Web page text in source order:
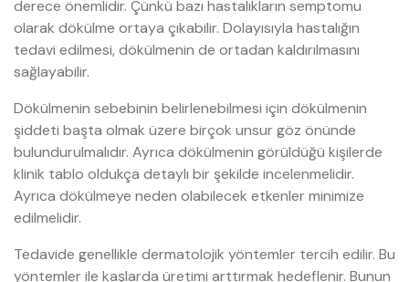
derece önemlidir. Çünkü bazı hastalıkların semptomu
olarak dökülme ortaya çıkabilir. Dolayısıyla hastalığın
tedavi edilmesi, dökülmenin de ortadan kaldırılmasını
sağlayabilir.
Dökülmenin sebebinin belirlenebilmesi için dökülmenin
şiddeti başta olmak üzere birçok unsur göz önünde
bulundurulmalıdır. Ayrıca dökülmenin görüldüğü kişilerde
klinik tablo oldukça detaylı bir şekilde incelenmelidir.
Ayrıca dökülmeye neden olabilecek etkenler minimize
edilmelidir.
Tedavide genellikle dermatolojik yöntemler tercih edilir. Bu
yöntemler ile kaşlarda üretimi arttırmak hedeflenir. Bunun